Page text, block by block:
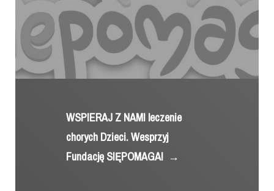
WSPIERAJ Z NAMI leczenie
chorych Dzieci. Wesprzyj
Fundację SIĘPOMAGA! →